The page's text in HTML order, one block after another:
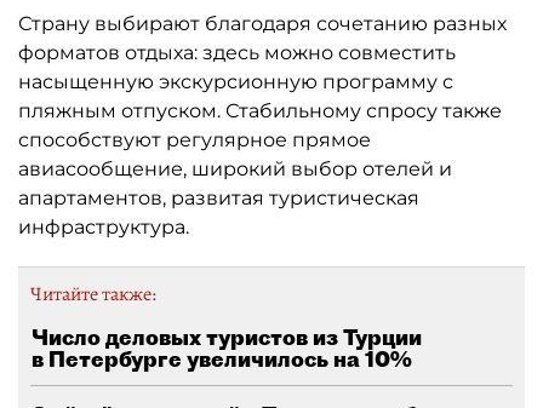
Страну выбирают благодаря сочетанию разных
форматов отдыха: здесь можно совместить
насыщенную экскурсионную программу с
пляжным отпуском. Стабильному спросу также
способствуют регулярное прямое
авиасообщение, широкий выбор отелей и
апартаментов, развитая туристическая
инфраструктура.
Читайте также:
Число деловых туристов из Турции
в Петербурге увеличилось на 10%